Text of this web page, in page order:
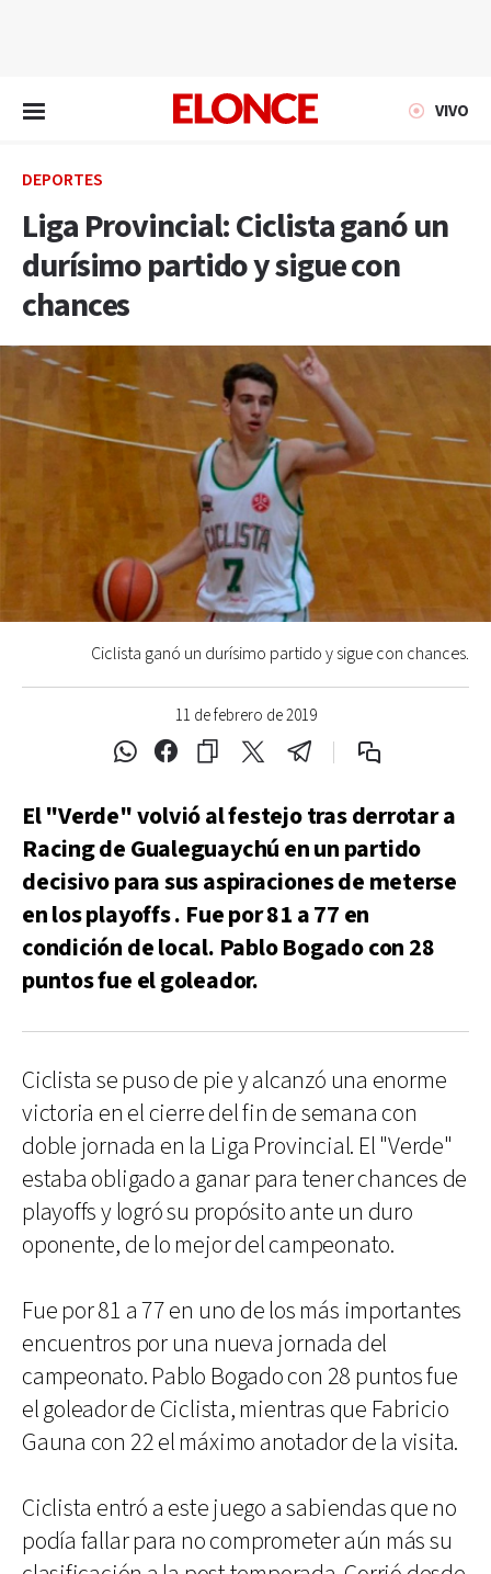
VIVO
DEPORTES
Liga Provincial: Ciclista ganó un
durísimo partido y sigue con
chances
11 de febrero de 2019
Ciclista ganó un durísimo partido y sigue con chances.
El "Verde" volvió al festejo tras derrotar a
Racing de Gualeguaychú en un partido
decisivo para sus aspiraciones de meterse
en los playoffs . Fue por 81 a 77 en
condición de local. Pablo Bogado con 28
puntos fue el goleador.
Ciclista se puso de pie y alcanzó una enorme
victoria en el cierre del fin de semana con
doble jornada en la Liga Provincial. El "Verde"
estaba obligado a ganar para tener chances de
playoffs y logró su propósito ante un duro
oponente, de lo mejor del campeonato.
Fue por 81 a 77 en uno de los más importantes
encuentros por una nueva jornada del
campeonato. Pablo Bogado con 28 puntos fue
el goleador de Ciclista, mientras que Fabricio
Gauna con 22 el máximo anotador de la visita.
Ciclista entró a este juego a sabiendas que no
podía fallar para no comprometer aún más su